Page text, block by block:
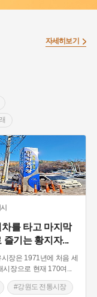
#낙성대
#강감찬
화
#애민
#온달
#박물관
원두표묘역 #용인
#생활용품
#항일투쟁
자세히보기
를 타고 마지막
즐기는 황지자...
시장은 1971년에 처음 세
시장으로 현재 170여
#강원도 전통시장